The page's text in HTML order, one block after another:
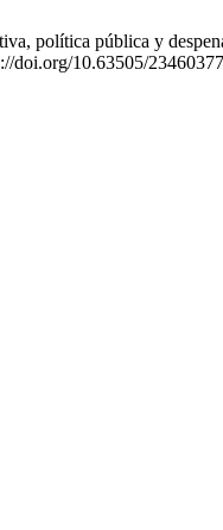
política pública y
doi.org/10.63505/